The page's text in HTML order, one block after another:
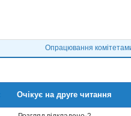
Опрацювання
Очікує на друге читання